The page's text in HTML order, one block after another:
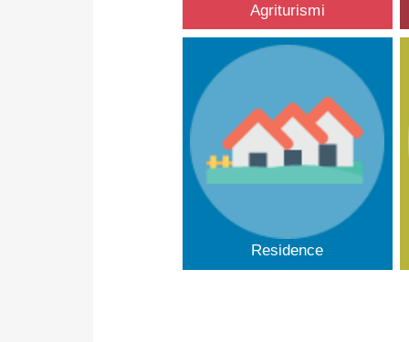
Agriturismi
Residence